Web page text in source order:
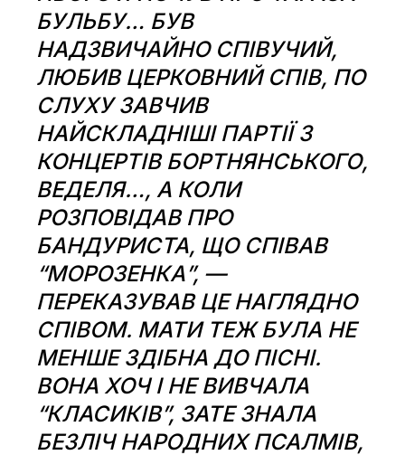
БУЛЬБУ… БУВ
НАДЗВИЧАЙНО СПІВУЧИЙ,
ЛЮБИВ ЦЕРКОВНИЙ СПІВ, ПО
СЛУХУ ЗАВЧИВ
НАЙСКЛАДНІШІ ПАРТІЇ З
КОНЦЕРТІВ БОРТНЯНСЬКОГО,
ВЕДЕЛЯ…, А КОЛИ
РОЗПОВІДАВ ПРО
БАНДУРИСТА, ЩО СПІВАВ
“МОРОЗЕНКА”, —
ПЕРЕКАЗУВАВ ЦЕ НАГЛЯДНО
СПІВОМ. МАТИ ТЕЖ БУЛА НЕ
МЕНШЕ ЗДІБНА ДО ПІСНІ.
ВОНА ХОЧ І НЕ ВИВЧАЛА
“КЛАСИКІВ”, ЗАТЕ ЗНАЛА
БЕЗЛІЧ НАРОДНИХ ПСАЛМІВ,